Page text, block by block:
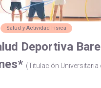
Salud y Actividad Física
Deportiva
(Titulación Universitaria